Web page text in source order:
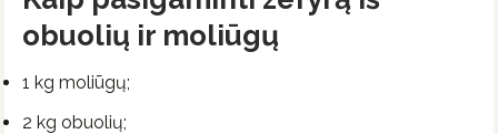
obuolių ir moliūgų
1 kg moliūgų;
2 kg obuolių;